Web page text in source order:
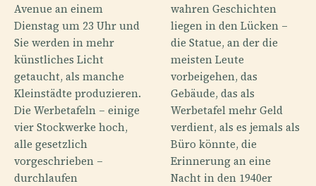
Avenue an einem
Dienstag um 23 Uhr und
Sie werden in mehr
künstliches Licht
getaucht, als manche
Kleinstädte produzieren.
Die Werbetafeln – einige
vier Stockwerke hoch,
alle gesetzlich
vorgeschrieben –
durchlaufen
wahren Geschichten
liegen in den Lücken –
die Statue, an der die
meisten Leute
vorbeigehen, das
Gebäude, das als
Werbetafel mehr Geld
verdient, als es jemals als
Büro könnte, die
Erinnerung an eine
Nacht in den 1940er